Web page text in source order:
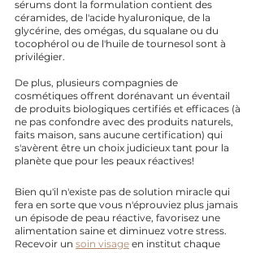
sérums dont la formulation contient des
céramides, de l'acide hyaluronique, de la
glycérine, des omégas, du squalane ou du
tocophérol ou de l'huile de tournesol sont à
privilégier.
De plus, plusieurs compagnies de
cosmétiques offrent dorénavant un éventail
de produits biologiques certifiés et efficaces (à
ne pas confondre avec des produits naturels,
faits maison, sans aucune certification) qui
s'avèrent être un choix judicieux tant pour la
planète que pour les peaux réactives!
Bien qu'il n'existe pas de solution miracle qui
fera en sorte que vous n'éprouviez plus jamais
un épisode de peau réactive, favorisez une
alimentation saine et diminuez votre stress.
Recevoir un soin visage en institut chaque